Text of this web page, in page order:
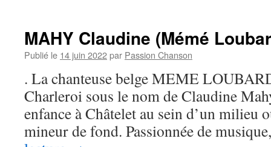
MAHY Claudine (Mémé
Publié le 14 juin 2022par Passion Chanson
. La chanteuse belge MEME
Charleroi sous le nom de Claudine
enfance à Châtelet au sein d’un milieu
mineur de fond. Passionnée de